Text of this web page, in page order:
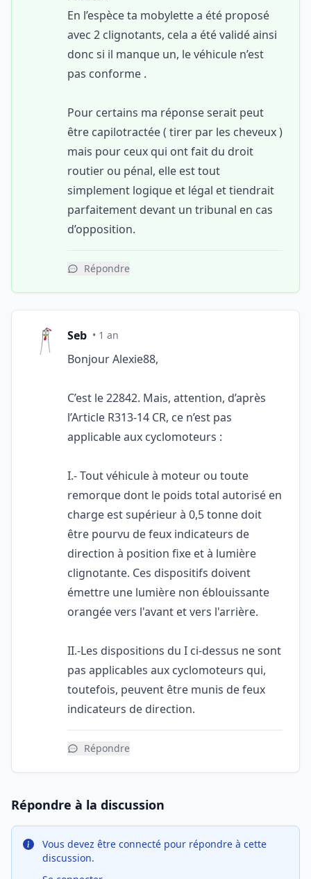
En l’espèce ta mobylette a été proposé
avec 2 clignotants, cela a été validé ainsi
donc si il manque un, le véhicule n’est
pas conforme .
Pour certains ma réponse serait peut
être capilotractée ( tirer par les cheveux )
mais pour ceux qui ont fait du droit
routier ou pénal, elle est tout
simplement logique et légal et tiendrait
parfaitement devant un tribunal en cas
d’opposition.
Répondre
Seb • 1 an
Bonjour Alexie88,
C’est le 22842. Mais, attention, d’après
l’Article R313-14 CR, ce n’est pas
applicable aux cyclomoteurs :
I.- Tout véhicule à moteur ou toute
remorque dont le poids total autorisé en
charge est supérieur à 0,5 tonne doit
être pourvu de feux indicateurs de
direction à position fixe et à lumière
clignotante. Ces dispositifs doivent
émettre une lumière non éblouissante
orangée vers l'avant et vers l'arrière.
II.-Les dispositions du I ci-dessus ne sont
pas applicables aux cyclomoteurs qui,
toutefois, peuvent être munis de feux
indicateurs de direction.
Répondre
Répondre à la discussion
Vous devez être connecté pour répondre à cette
discussion.